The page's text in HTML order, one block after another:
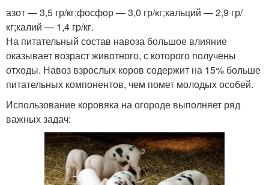
азот — 3,5 гр/кг;фосфор — 3,0 гр/кг;кальций — 2,9 гр/
кг;калий — 1,4 гр/кг.
На питательный состав навоза большое влияние
оказывает возраст животного, с которого получены
отходы. Навоз взрослых коров содержит на 15% больше
питательных компонентов, чем помет молодых особей.
Использование коровяка на огороде выполняет ряд
важных задач: